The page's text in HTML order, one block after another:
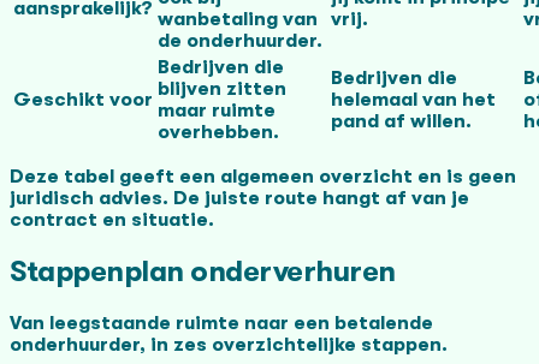
aansprakelijk? wanbetaling van
de onderhuurder.
vrij.
Geschikt voor
Bedrijven die
blijven zitten
maar ruimte
overhebben.
Bedrijven die
helemaal van het
pand af willen.
Deze tabel geeft een algemeen overzicht en is geen
juridisch advies. De juiste route hangt af van je
contract en situatie.
Stappenplan onderverhuren
Van leegstaande ruimte naar een betalende
onderhuurder, in zes overzichtelijke stappen.